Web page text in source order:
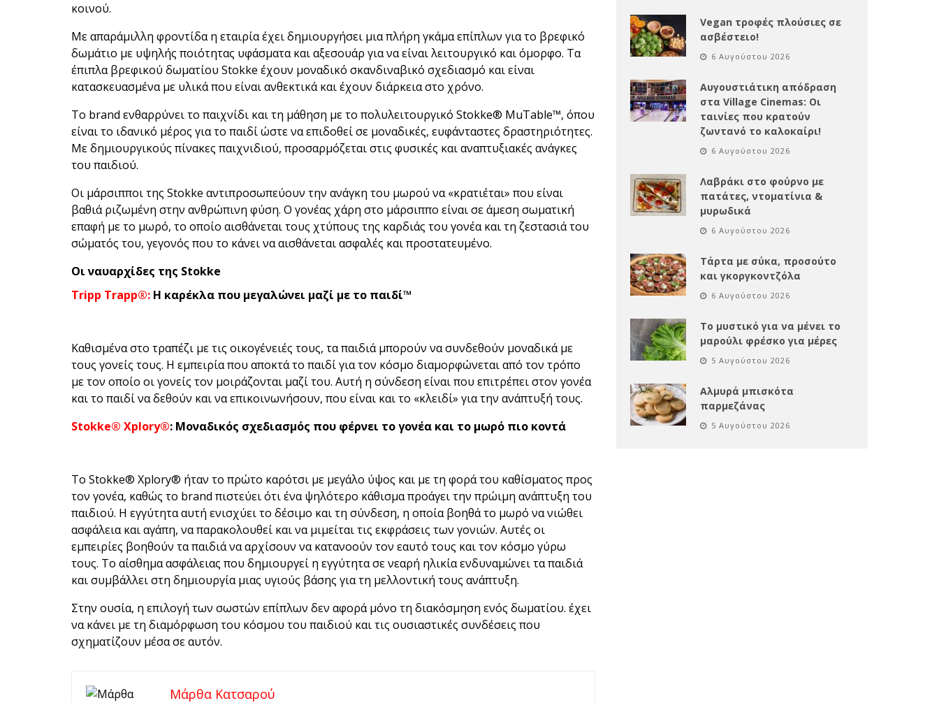
κοινού.
Με απαράμιλλη φροντίδα η εταιρία έχει δημιουργήσει μια πλήρη γκάμα επίπλων για το βρεφικό
δωμάτιο με υψηλής ποιότητας υφάσματα και αξεσουάρ για να είναι λειτουργικό και όμορφο. Τα
έπιπλα βρεφικού δωματίου Stokke έχουν μοναδικό σκανδιναβικό σχεδιασμό και είναι
κατασκευασμένα με υλικά που είναι ανθεκτικά και έχουν διάρκεια στο χρόνο.
Το brand ενθαρρύνει το παιχνίδι και τη μάθηση με το πολυλειτουργικό Stokke® MuTable™, όπου
είναι το ιδανικό μέρος για το παιδί ώστε να επιδοθεί σε μοναδικές, ευφάνταστες δραστηριότητες.
Με δημιουργικούς πίνακες παιχνιδιού, προσαρμόζεται στις φυσικές και αναπτυξιακές ανάγκες
του παιδιού.
Οι μάρσιπποι της Stokke αντιπροσωπεύουν την ανάγκη του μωρού να «κρατιέται» που είναι
βαθιά ριζωμένη στην ανθρώπινη φύση. Ο γονέας χάρη στο μάρσιππο είναι σε άμεση σωματική
επαφή με το μωρό, το οποίο αισθάνεται τους χτύπους της καρδιάς του γονέα και τη ζεστασιά του
σώματός του, γεγονός που το κάνει να αισθάνεται ασφαλές και προστατευμένο.
Οι ναυαρχίδες της Stokke
Tripp Trapp®: Η καρέκλα που μεγαλώνει μαζί με το παιδί™
Καθισμένα στο τραπέζι με τις οικογένειές τους, τα παιδιά μπορούν να συνδεθούν μοναδικά με
τους γονείς τους. Η εμπειρία που αποκτά το παιδί για τον κόσμο διαμορφώνεται από τον τρόπο
με τον οποίο οι γονείς τον μοιράζονται μαζί του. Αυτή η σύνδεση είναι που επιτρέπει στον γονέα
και το παιδί να δεθούν και να επικοινωνήσουν, που είναι και το «κλειδί» για την ανάπτυξή τους.
Stokke® Xplory®: Μοναδικός σχεδιασμός που φέρνει το γονέα και το μωρό πιο κοντά
Το Stokke® Xplory® ήταν το πρώτο καρότσι με μεγάλο ύψος και με τη φορά του καθίσματος προς
τον γονέα, καθώς το brand πιστεύει ότι ένα ψηλότερο κάθισμα προάγει την πρώιμη ανάπτυξη του
παιδιού. Η εγγύτητα αυτή ενισχύει το δέσιμο και τη σύνδεση, η οποία βοηθά το μωρό να νιώθει
ασφάλεια και αγάπη, να παρακολουθεί και να μιμείται τις εκφράσεις των γονιών. Αυτές οι
εμπειρίες βοηθούν τα παιδιά να αρχίσουν να κατανοούν τον εαυτό τους και τον κόσμο γύρω
τους. Το αίσθημα ασφάλειας που δημιουργεί η εγγύτητα σε νεαρή ηλικία ενδυναμώνει τα παιδιά
και συμβάλλει στη δημιουργία μιας υγιούς βάσης για τη μελλοντική τους ανάπτυξη.
Στην ουσία, η επιλογή των σωστών επίπλων δεν αφορά μόνο τη διακόσμηση ενός δωματίου. έχει
να κάνει με τη διαμόρφωση του κόσμου του παιδιού και τις ουσιαστικές συνδέσεις που
σχηματίζουν μέσα σε αυτόν.
Μάρθα Κατσαρού
Vegan τροφές πλούσιες σε
ασβέστειο!
6 Αυγούστου 2026
Αυγουστιάτικη απόδραση
στα Village Cinemas: Οι
ταινίες που κρατούν
ζωντανό το καλοκαίρι!
6 Αυγούστου 2026
Λαβράκι στο φούρνο με
πατάτες, ντοματίνια &
μυρωδικά
6 Αυγούστου 2026
Τάρτα με σύκα, προσούτο
και γκοργκοντζόλα
6 Αυγούστου 2026
Το μυστικό για να μένει το
μαρούλι φρέσκο για μέρες
5 Αυγούστου 2026
Αλμυρά μπισκότα
παρμεζάνας
5 Αυγούστου 2026